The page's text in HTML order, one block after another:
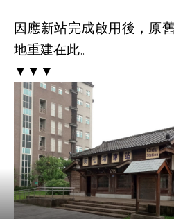
因應新站完成啟用後，原
地重建在此。
▼▼▼